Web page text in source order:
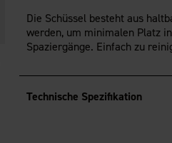
Ab3,50 €
Die Schüssel besteht aus
werden, um minimalen Platz
Spaziergänge. Einfach zu
Technische Spezifikation